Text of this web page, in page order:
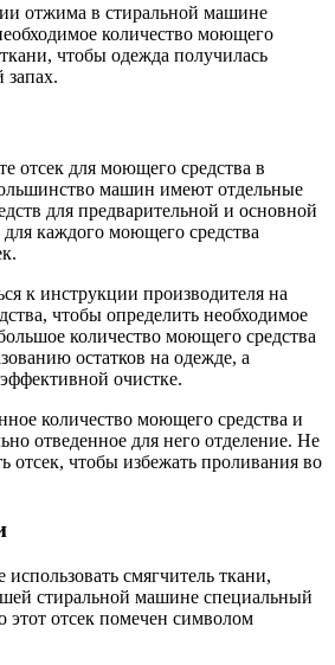
отжима в стиральной машине
количество моющего
чтобы одежда получилась
запах.
отсек для моющего средства в
машин имеют отдельные
для предварительной и основной
для каждого моющего средства
к инструкции производителя на
чтобы определить необходимое
количество моющего средства
остатков на одежде, а
очистке.
количество моющего средства и
отведенное для него отделение. Не
отсек, чтобы избежать проливания во
смягчитель ткани,
стиральной машине специальный
этот отсек помечен символом